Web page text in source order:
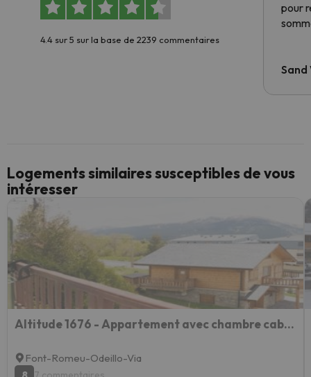
4.4 sur 5 sur la base de 2239 commentaires
pour
Sand
Logements similaires susceptibles de vous
intéresser
Altitude 1676 - Appartement avec chambre cabine et balcon ensoleillé
Font-Romeu-Odeillo-Via